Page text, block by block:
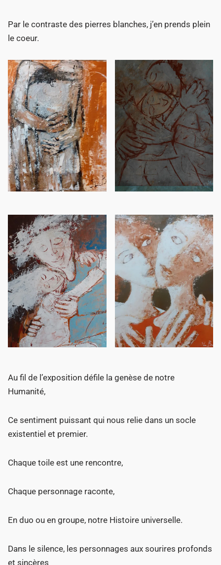
Par le contraste des pierres blanches, j’en prends plein
le coeur.
Au fil de l’exposition défile la genèse de notre
Humanité,
Ce sentiment puissant qui nous relie dans un socle
existentiel et premier.
Chaque toile est une rencontre,
Chaque personnage raconte,
En duo ou en groupe, notre Histoire universelle.
Dans le silence, les personnages aux sourires profonds
et sincères